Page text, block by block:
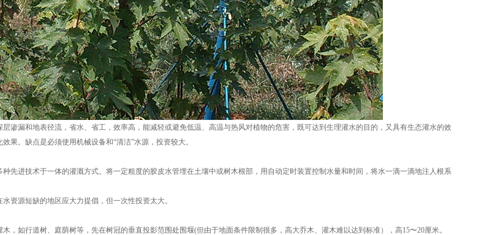
漏和地表径流，省水、省工，效率高，能减轻或避免低温、高温与热风对植物的危害，既可达到生理灌水的目的，又具有生态灌水的效
果。缺点是必须使用机械设备和“清洁”水源，投资较大。
进技术于一体的灌溉方式。将一定粗度的胶皮水管埋在土壤中或树木根部，用自动定时装置控制水量和时间，将水一滴一滴地注人根系
源短缺的地区应大力提倡，但一次性投资太大。
如行道树、庭荫树等，先在树冠的垂直投影范围处围堰(但由于地面条件限制很多，高大乔木、灌木难以达到标准），高15〜20厘米。